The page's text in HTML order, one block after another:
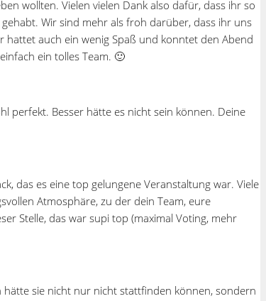
wollten. Vielen vielen Dank also dafür, dass ihr so
Wir sind mehr als froh darüber, dass ihr uns
auch ein wenig Spaß und konntet den Abend
ein tolles Team. 🙂
perfekt. Besser hätte es nicht sein können. Deine
das es eine top gelungene Veranstaltung war. Viele
Atmosphäre, zu der dein Team, eure
Stelle, das war supi top (maximal Voting, mehr
hätte sie nicht nur nicht stattfinden können, sondern